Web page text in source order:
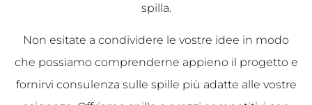
spilla.
Non esitate a condividere le vostre idee in modo
che possiamo comprenderne appieno il progetto e
fornirvi consulenza sulle spille più adatte alle vostre